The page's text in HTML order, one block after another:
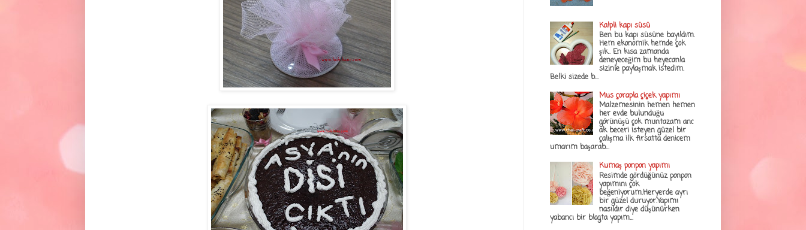
Kalpli kapı süsü
Ben bu kapı süsüne bayıldım.
Hem ekonomik hemde çok
şık.. En kısa zamanda
deneyeceğim bu heyecanla
sizinle paylaşmak istedim.
Belki sizede b...
Mus çorapla çiçek yapımı
Malzemesinin hemen hemen
her evde bulunduğu
görünüşü çok muntazam anc
ak beceri isteyen güzel bir
çalışma ilk fırsatta denicem
umarım başarab...
Kumaş ponpon yapımı
Resimde gördüğünüz ponpon
yapımını çok
beğeniyorum.Heryerde ayrı
bir güzel duruyor.Yapımı
nasıldır diye düşünürken
yabancı bir blogta yapım...